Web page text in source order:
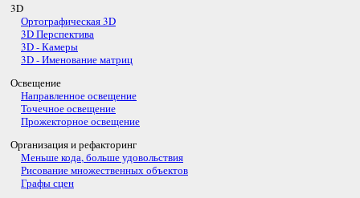
3D
Ортографическая 3D
3D Перспектива
3D - Камеры
3D - Именование матриц
Освещение
Направленное освещение
Точечное освещение
Прожекторное освещение
Организация и рефакторинг
Меньше кода, больше удовольствия
Рисование множественных объектов
Графы сцен